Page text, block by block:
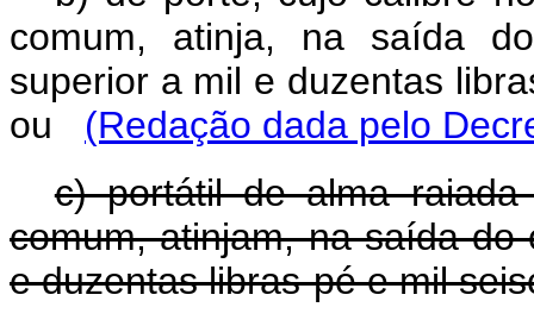
comum, atinja, na saída
superior a mil e duzentas
ou (Redação dada pelo
c) portátil de alma
comum, atinjam, na saída
e duzentas libras-pé e mil